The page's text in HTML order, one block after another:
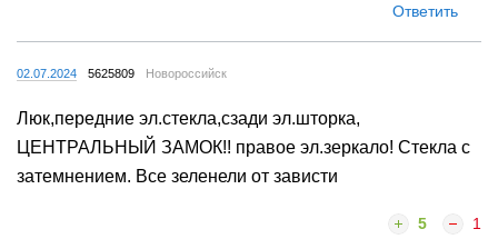
Ответить
02.07.2024 5625809 Новороссийск
Люк,передние эл.стекла,сзади эл.шторка,
ЦЕНТРАЛЬНЫЙ ЗАМОК!! правое эл.зеркало! Стекла с
затемнением. Все зеленели от зависти
5 1